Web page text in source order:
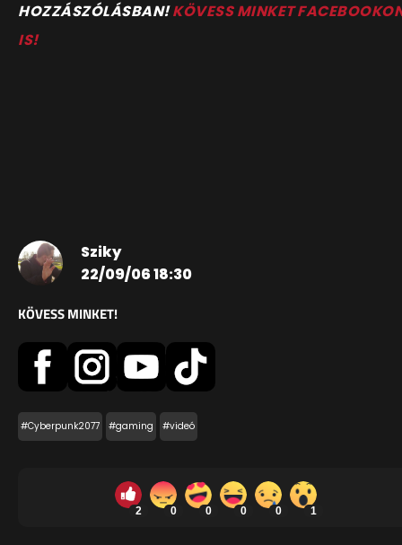
HOZZÁSZÓLÁSBAN!KÖVESS MINKET
IS!
Sziky
22/09/06 18:30
KÖVESS MINKET!
#Cyberpunk2077 #gaming #videó
2 0 0 0 0 1